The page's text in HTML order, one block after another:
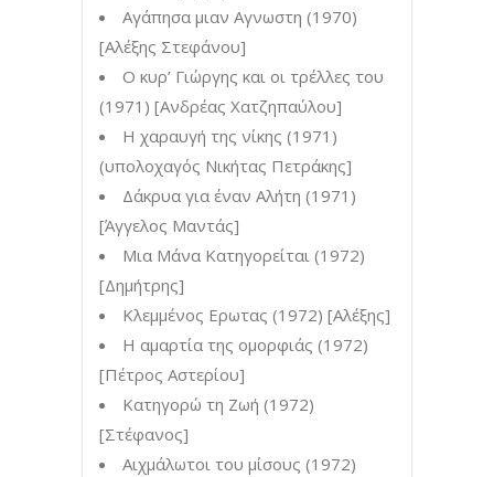
Αγάπησα μιαν Αγνωστη (1970)
[Αλέξης Στεφάνου]
Ο κυρ’ Γιώργης και οι τρέλλες του
(1971) [Ανδρέας Χατζηπαύλου]
Η χαραυγή της νίκης (1971)
(υπολοχαγός Νικήτας Πετράκης]
Δάκρυα για έναν Αλήτη (1971)
[Άγγελος Μαντάς]
Μια Μάνα Κατηγορείται (1972)
[Δημήτρης]
Κλεμμένος Ερωτας (1972) [Αλέξης]
Η αμαρτία της ομορφιάς (1972)
[Πέτρος Αστερίου]
Κατηγορώ τη Ζωή (1972)
[Στέφανος]
Αιχμάλωτοι του μίσους (1972)